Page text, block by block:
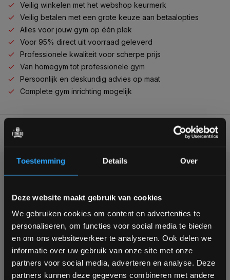
Toestemming Details Over
Deze website maakt gebruik van cookies
We gebruiken cookies om content en advertenties te
personaliseren, om functies voor social media te bieden
en om ons websiteverkeer te analyseren. Ook delen we
informatie over uw gebruik van onze site met onze
partners voor social media, adverteren en analyse. Deze
partners kunnen deze gegevens combineren met andere
Veilig winkelen met het webshop keurmerk
Veilig betalen met een grote keuze aan betaalopties
Alles voor jouw gym op één plek
Voor 95% direct uit voorraad geleverd
Professionele kwaliteit voor scherpe prijs
Van homegym tot professionele gym
Persoonlijk en deskundig advies op maat
Complete gym inrichting mogelijk
BESCHRIJVING
KUNNEN WE HELPEN?
+31 (0)24 645 1309
355 customers give us a 4,7/5 at
Bam! 5% korting op je volgende
bestelling
Schrijf je in voor onze nieuwsbrief om op de hoogte te
blijven over onze nieuwe producten, deals en meer
interessante info. Ontvang 5% korting op je eerstvolgende
aankoop! 😀